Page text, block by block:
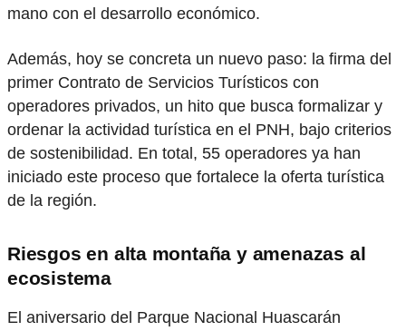
mano con el desarrollo económico.
Además, hoy se concreta un nuevo paso: la firma del
primer Contrato de Servicios Turísticos con
operadores privados, un hito que busca formalizar y
ordenar la actividad turística en el PNH, bajo criterios
de sostenibilidad. En total, 55 operadores ya han
iniciado este proceso que fortalece la oferta turística
de la región.
Riesgos en alta montaña y amenazas al
ecosistema
El aniversario del Parque Nacional Huascarán